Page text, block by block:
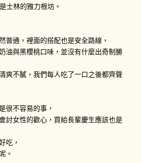
士林的雅力根坊。
普通，裡面的搭配也是安全路線，
油與黑櫻桃口味，並沒有什麼出奇制勝
爽不膩，我們每人吃了一口之後都齊聲
很不容易的事，
討女性的歡心，買給長輩慶生應該也是
吃，
。